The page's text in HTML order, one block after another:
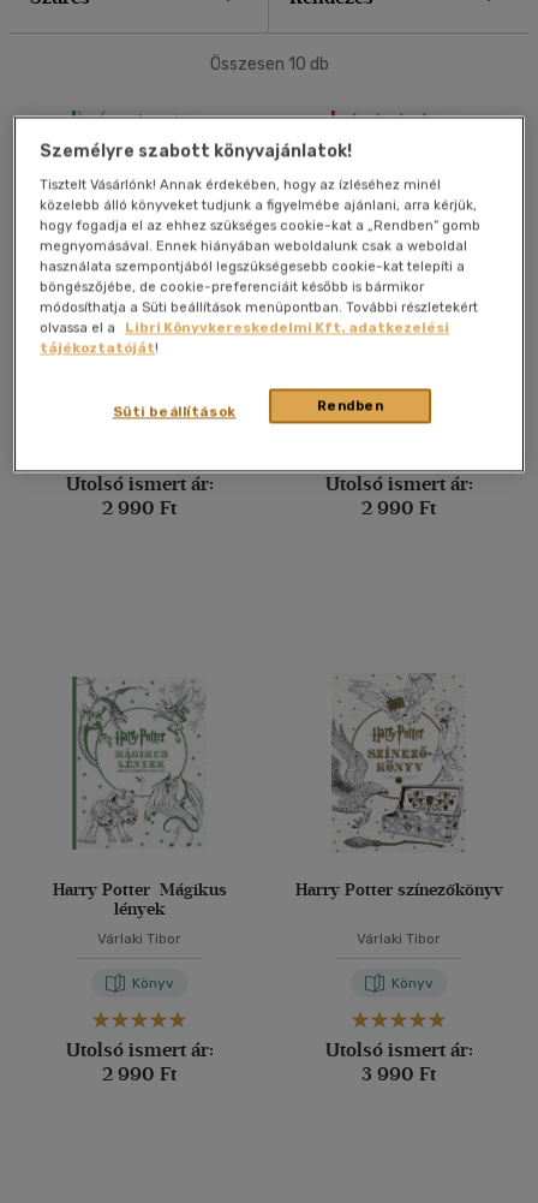
Alkalmaz
Összesen 10 db
Harry Potter - Mágikus
tárgyak színezőkönyv
Könyv
Utolsó ismert ár:
2 990 Ft
Harry Potter Mágikus
Könyv
Utolsó ismert ár:
2 990 Ft
Harry Potter  Mágikus
lények
Várlaki Tibor
Könyv
Utolsó ismert ár:
2 990 Ft
Harry Potter színezőkönyv
Várlaki Tibor
Könyv
Utolsó ismert ár:
3 990 Ft
Személyre szabott könyvajánlatok!
Tisztelt Vásárlónk! Annak érdekében, hogy az ízléséhez minél
közelebb álló könyveket tudjunk a figyelmébe ajánlani, arra kérjük,
hogy fogadja el az ehhez szükséges cookie-kat a „Rendben” gomb
megnyomásával. Ennek hiányában weboldalunk csak a weboldal
használata szempontjából legszükségesebb cookie-kat telepíti a
böngészőjébe, de cookie-preferenciáit később is bármikor
módosíthatja a Süti beállítások menüpontban. További részletekért
olvassa el a
Libri Könyvkereskedelmi Kft. adatkezelési
tájékoztatóját!
Rendben
Süti beállítások